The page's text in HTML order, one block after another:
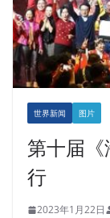
世界新闻 图片
第十届
行
2023年1月22日